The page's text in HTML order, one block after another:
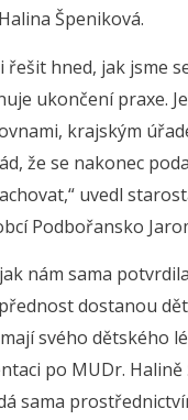
Špeniková.
řešit hned, jak jsme
ukončení praxe.
krajským
že se nakonec
uvedl
Podbořansko
nám sama
dostanou
svého dětského
po MUDr. Halině
sama